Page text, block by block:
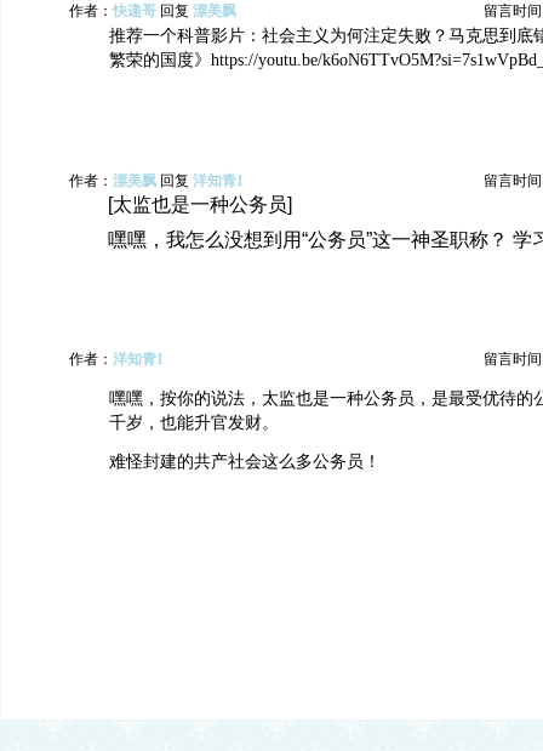
作者： 快递哥 回复 漂美飘 留言时间
推荐一个科普影片：社会主义为何注定失败？马克思到底
繁荣的国度》https://youtu.be/
作者： 漂美飘 回复 洋知青1 留言时间
[太监也是一种公务员]
嘿嘿，我怎么没想到用“公务员”这一神圣职称？ 学
作者： 洋知青1 留言时间
嘿嘿，按你的说法，太监也是一种公务员，是最受优待的
千岁，也能升官发财。
难怪封建的共产社会这么多公务员！